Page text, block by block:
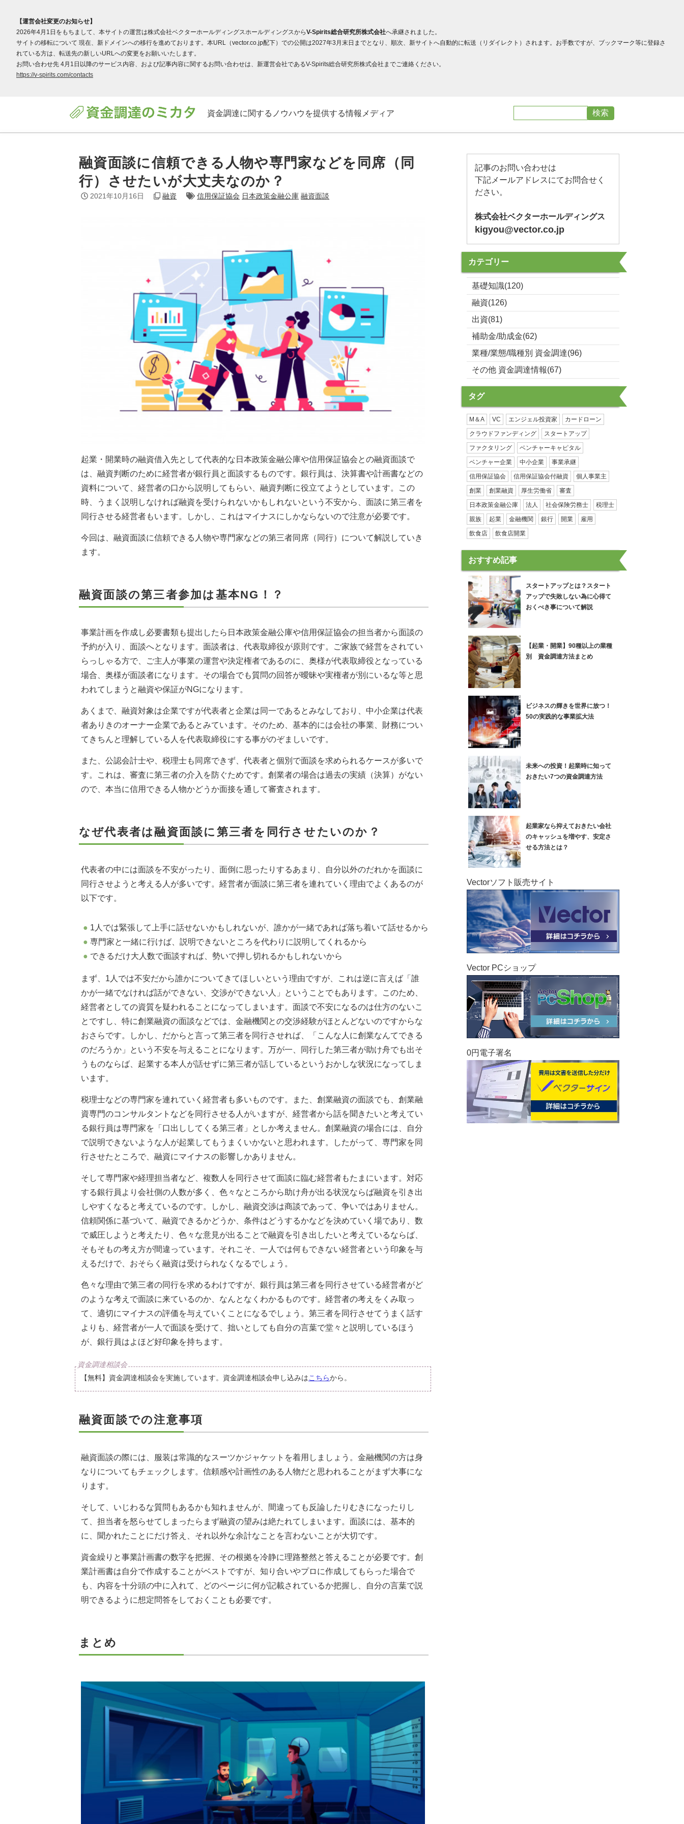
【運営会社変更のお知らせ】
2026年4月1日をもちまして、本サイトの運営は株式会社ベクターホールディングスホールディングスからV-Spirits総合研究所株式会社へ承継されました。
サイトの移転について 現在、新ドメインへの移行を進めております。本URL（vector.co.jp配下）での公開は2027年3月末日までとなり、順次、新サイトへ自動的に転送（リダイレクト）されます。お手数ですが、ブックマーク等に登録さ
れている方は、転送先の新しいURLへの変更をお願いいたします。
お問い合わせ先 4月1日以降のサービス内容、および記事内容に関するお問い合わせは、新運営会社であるV-Spirits総合研究所株式会社までご連絡ください。
https://v-spirits.com/contacts
資金調達に関するノウハウを提供する情報メディア
融資面談に信頼できる人物や専門家などを同席（同
行）させたいが大丈夫なのか？
2021年10月16日 融資 信用保証協会 日本政策金融公庫 融資面談
起業・開業時の融資借入先として代表的な日本政策金融公庫や信用保証協会との融資面談で
は、融資判断のために経営者が銀行員と面談するものです。銀行員は、決算書や計画書などの
資料について、経営者の口から説明してもらい、融資判断に役立てようとしています。この
時、うまく説明しなければ融資を受けられないかもしれないという不安から、面談に第三者を
同行させる経営者もいます。しかし、これはマイナスにしかならないので注意が必要です。
今回は、融資面談に信頼できる人物や専門家などの第三者同席（同行）について解説していき
ます。
融資面談の第三者参加は基本NG！？
事業計画を作成し必要書類も提出したら日本政策金融公庫や信用保証協会の担当者から面談の
予約が入り、面談へとなります。面談者は、代表取締役が原則です。ご家族で経営をされてい
らっしゃる方で、ご主人が事業の運営や決定権者であるのに、奥様が代表取締役となっている
場合、奥様が面談者になります。その場合でも質問の回答が曖昧や実権者が別にいるな等と思
われてしまうと融資や保証がNGになります。
あくまで、融資対象は企業ですが代表者と企業は同一であるとみなしており、中小企業は代表
者ありきのオーナー企業であるとみています。そのため、基本的には会社の事業、財務につい
てきちんと理解している人を代表取締役にする事がのぞましいです。
また、公認会計士や、税理士も同席できず、代表者と個別で面談を求められるケースが多いで
す。これは、審査に第三者の介入を防ぐためです。創業者の場合は過去の実績（決算）がない
ので、本当に信用できる人物かどうか面接を通して審査されます。
なぜ代表者は融資面談に第三者を同行させたいのか？
代表者の中には面談を不安がったり、面倒に思ったりするあまり、自分以外のだれかを面談に
同行させようと考える人が多いです。経営者が面談に第三者を連れていく理由でよくあるのが
以下です。
1人では緊張して上手に話せないかもしれないが、誰かが一緒であれば落ち着いて話せるから
専門家と一緒に行けば、説明できないところを代わりに説明してくれるから
できるだけ大人数で面談すれば、勢いで押し切れるかもしれないから
まず、1人では不安だから誰かについてきてほしいという理由ですが、これは逆に言えば「誰
かが一緒でなければ話ができない、交渉ができない人」ということでもあります。このため、
経営者としての資質を疑われることになってしまいます。面談で不安になるのは仕方のないこ
とですし、特に創業融資の面談などでは、金融機関との交渉経験がほとんどないのですからな
おさらです。しかし、だからと言って第三者を同行させれば、「こんな人に創業なんてできる
のだろうか」という不安を与えることになります。万が一、同行した第三者が助け舟でも出そ
うものならば、起業する本人が話せずに第三者が話しているというおかしな状況になってしま
います。
税理士などの専門家を連れていく経営者も多いものです。また、創業融資の面談でも、創業融
資専門のコンサルタントなどを同行させる人がいますが、経営者から話を聞きたいと考えてい
る銀行員は専門家を「口出ししてくる第三者」としか考えません。創業融資の場合には、自分
で説明できないような人が起業してもうまくいかないと思われます。したがって、専門家を同
行させたところで、融資にマイナスの影響しかありません。
そして専門家や経理担当者など、複数人を同行させて面談に臨む経営者もたまにいます。対応
する銀行員より会社側の人数が多く、色々なところから助け舟が出る状況ならば融資を引き出
しやすくなると考えているのです。しかし、融資交渉は商談であって、争いではありません。
信頼関係に基づいて、融資できるかどうか、条件はどうするかなどを決めていく場であり、数
で威圧しようと考えたり、色々な意見が出ることで融資を引き出したいと考えているならば、
そもそもの考え方が間違っています。それこそ、一人では何もできない経営者という印象を与
えるだけで、おそらく融資は受けられなくなるでしょう。
色々な理由で第三者の同行を求めるわけですが、銀行員は第三者を同行させている経営者がど
のような考えで面談に来ているのか、なんとなくわかるものです。経営者の考えをくみ取っ
て、適切にマイナスの評価を与えていくことになるでしょう。第三者を同行させてうまく話す
よりも、経営者が一人で面談を受けて、拙いとしても自分の言葉で堂々と説明しているほう
が、銀行員はよほど好印象を持ちます。
【無料】資金調達相談会を実施しています。資金調達相談会申し込みはこちらから。
融資面談での注意事項
融資面談の際には、服装は常識的なスーツかジャケットを着用しましょう。金融機関の方は身
なりについてもチェックします。信頼感や計画性のある人物だと思われることがまず大事にな
ります。
そして、いじわるな質問もあるかも知れませんが、間違っても反論したりむきになったりし
て、担当者を怒らせてしまったらまず融資の望みは絶たれてしまいます。面談には、基本的
に、聞かれたことにだけ答え、それ以外な余計なことを言わないことが大切です。
資金繰りと事業計画書の数字を把握、その根拠を冷静に理路整然と答えることが必要です。創
業計画書は自分で作成することがベストですが、知り合いやプロに作成してもらった場合で
も、内容を十分頭の中に入れて、どのページに何が記載されているか把握し、自分の言葉で説
明できるように想定問答をしておくことも必要です。
まとめ
記事のお問い合わせは
下記メールアドレスにてお問合せく
ださい。
株式会社ベクターホールディングス
kigyou@vector.co.jp
カテゴリー
基礎知識(120)
融資(126)
出資(81)
補助金/助成金(62)
業種/業態/職種別 資金調達(96)
その他 資金調達情報(67)
タグ
M＆A VC エンジェル投資家
カードローン
クラウドファンディング
スタートアップ
ファクタリング
ベンチャーキャピタル
ベンチャー企業
中小企業
事業承継
信用保証協会
信用保証協会付融資
個人事業主
創業
創業融資 厚生労働省
審査
日本政策金融公庫
法人 社会保険労務士
税理士
親族
起業 金融機関 銀行 開業
雇用
飲食店
飲食店開業
おすすめ記事
スタートアップとは？スタート
アップで失敗しない為に心得て
おくべき事について解説
【起業・開業】90種以上の業種
別 資金調達方法まとめ
ビジネスの輝きを世界に放つ！
50の実践的な事業拡大法
未来への投資！起業時に知って
おきたい7つの資金調達方法
起業家なら抑えておきたい会社
のキャッシュを増やす、安定さ
せる方法とは？
Vectorソフト販売サイト
Vector PCショップ
0円電子署名